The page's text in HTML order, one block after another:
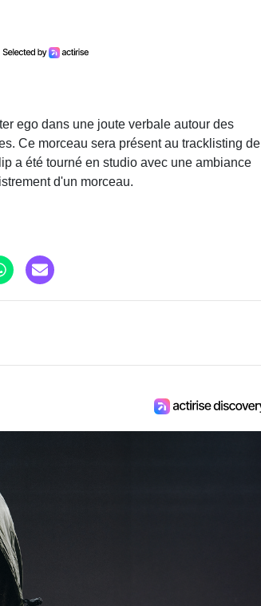
ego dans une joute verbale autour des
Ce morceau sera présent au tracklisting de
a été tourné en studio avec une ambiance
d'un morceau.